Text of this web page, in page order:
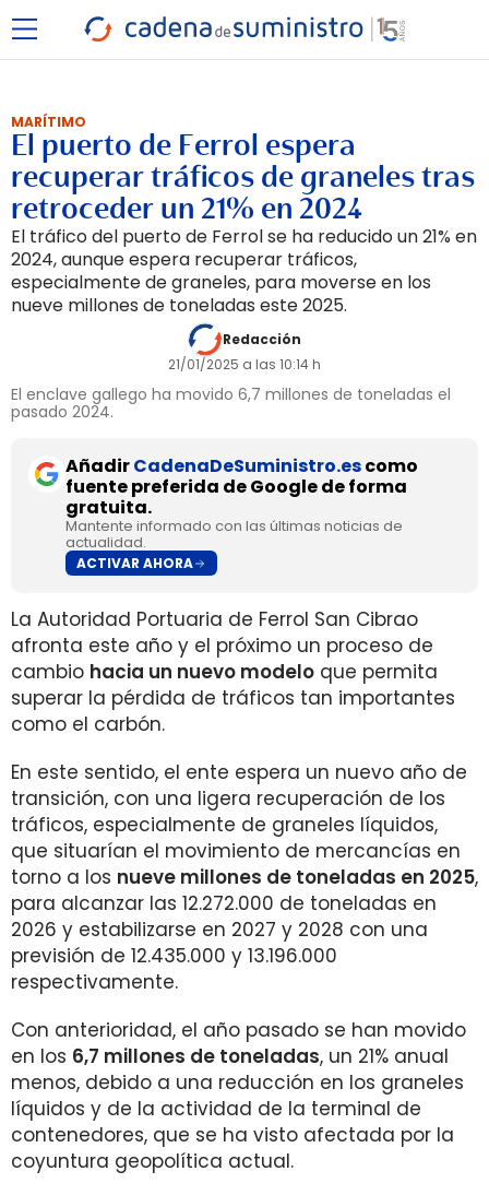
MARÍTIMO
El puerto de Ferrol espera
recuperar tráficos de graneles tras
retroceder un 21% en 2024
El tráfico del puerto de Ferrol se ha reducido un 21% en
2024, aunque espera recuperar tráficos,
especialmente de graneles, para moverse en los
nueve millones de toneladas este 2025.
Redacción
21/01/2025 a las 10:14 h
El enclave gallego ha movido 6,7 millones de toneladas el
pasado 2024.
AñadirCadenaDeSuministro.escomo
fuente preferida de Google de forma
gratuita.
Mantente informado con las últimas noticias de
actualidad.
ACTIVAR AHORA
La Autoridad Portuaria de Ferrol San Cibrao
afronta este año y el próximo un proceso de
cambio hacia un nuevo modelo que permita
superar la pérdida de tráficos tan importantes
como el carbón.
En este sentido, el ente espera un nuevo año de
transición, con una ligera recuperación de los
tráficos, especialmente de graneles líquidos,
que situarían el movimiento de mercancías en
torno a los nueve millones de toneladas en 2025,
para alcanzar las 12.272.000 de toneladas en
2026 y estabilizarse en 2027 y 2028 con una
previsión de 12.435.000 y 13.196.000
respectivamente.
Con anterioridad, el año pasado se han movido
en los 6,7 millones de toneladas, un 21% anual
menos, debido a una reducción en los graneles
líquidos y de la actividad de la terminal de
contenedores, que se ha visto afectada por la
coyuntura geopolítica actual.